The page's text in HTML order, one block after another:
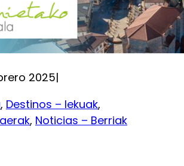
2025|
, Destinos – lekuak
, Noticias – Berriak